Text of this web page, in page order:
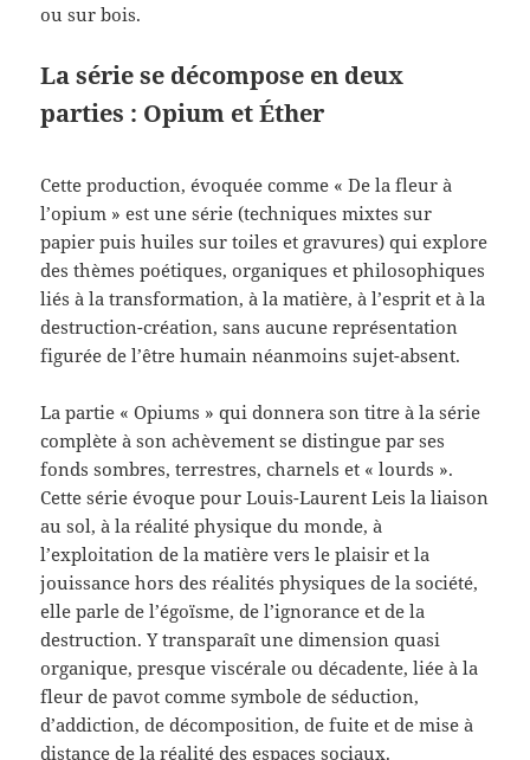
ou sur bois.
La série se décompose en deux
parties : Opium et Éther
Cette production, évoquée comme « De la fleur à
l’opium » est une série (techniques mixtes sur
papier puis huiles sur toiles et gravures) qui explore
des thèmes poétiques, organiques et philosophiques
liés à la transformation, à la matière, à l’esprit et à la
destruction-création, sans aucune représentation
figurée de l’être humain néanmoins sujet-absent.
La partie « Opiums » qui donnera son titre à la série
complète à son achèvement se distingue par ses
fonds sombres, terrestres, charnels et « lourds ».
Cette série évoque pour Louis-Laurent Leis la liaison
au sol, à la réalité physique du monde, à
l’exploitation de la matière vers le plaisir et la
jouissance hors des réalités physiques de la société,
elle parle de l’égoïsme, de l’ignorance et de la
destruction. Y transparaît une dimension quasi
organique, presque viscérale ou décadente, liée à la
fleur de pavot comme symbole de séduction,
d’addiction, de décomposition, de fuite et de mise à
distance de la réalité des espaces sociaux.